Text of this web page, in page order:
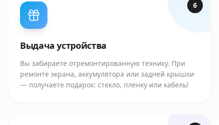
6
Выдача устройства
Вы забираете отремонтированную технику. При
ремонте экрана, аккумулятора или задней крышки
— получаете подарок: стекло, пленку или кабель!